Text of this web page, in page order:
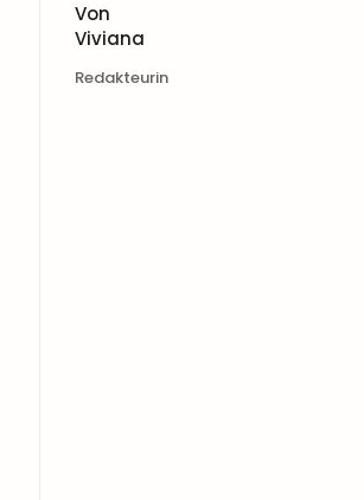
Von
Viviana
Redakteurin